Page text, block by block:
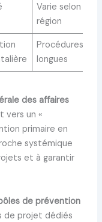
Varie selon
région
Procédures
longues
des affaires
vers un «
primaire en
systémique
et à garantir
de prévention
de projet dédiés